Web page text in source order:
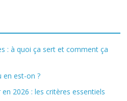
: à quoi ça sert et comment ça
en est-on ?
2026 : les critères essentiels